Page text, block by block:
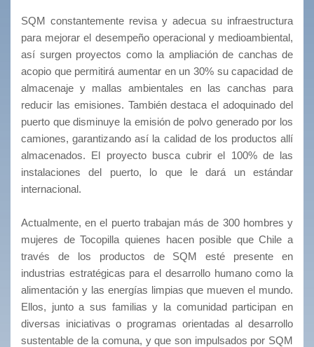
SQM constantemente revisa y adecua su infraestructura
para mejorar el desempeño operacional y medioambiental,
así surgen proyectos como la ampliación de canchas de
acopio que permitirá aumentar en un 30% su capacidad de
almacenaje y mallas ambientales en las canchas para
reducir las emisiones. También destaca el adoquinado del
puerto que disminuye la emisión de polvo generado por los
camiones, garantizando así la calidad de los productos allí
almacenados. El proyecto busca cubrir el 100% de las
instalaciones del puerto, lo que le dará un estándar
internacional.
Actualmente, en el puerto trabajan más de 300 hombres y
mujeres de Tocopilla quienes hacen posible que Chile a
través de los productos de SQM esté presente en
industrias estratégicas para el desarrollo humano como la
alimentación y las energías limpias que mueven el mundo.
Ellos, junto a sus familias y la comunidad participan en
diversas iniciativas o programas orientadas al desarrollo
sustentable de la comuna, y que son impulsados por SQM